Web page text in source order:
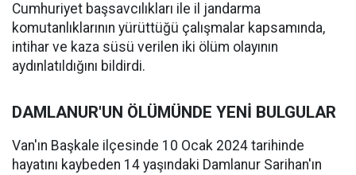
Cumhuriyet başsavcılıkları ile il jandarma
komutanlıklarının yürüttüğü çalışmalar kapsamında,
intihar ve kaza süsü verilen iki ölüm olayının
aydınlatıldığını bildirdi.
DAMLANUR'UN ÖLÜMÜNDE YENİ BULGULAR
Van'ın Başkale ilçesinde 10 Ocak 2024 tarihinde
hayatını kaybeden 14 yaşındaki Damlanur Sarihan'ın